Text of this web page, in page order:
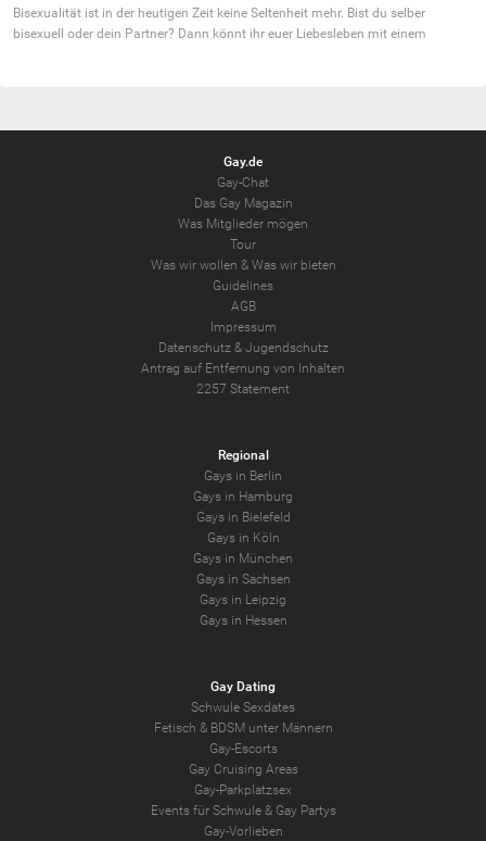
Bisexualität ist in der heutigen Zeit keine Seltenheit mehr. Bist du selber
bisexuell oder dein Partner? Dann könnt ihr euer Liebesleben mit einem
Gay.de
Gay-Chat
Das Gay Magazin
Was Mitglieder mögen
Tour
Was wir wollen & Was wir bieten
Guidelines
AGB
Impressum
Datenschutz& Jugendschutz
Antrag auf Entfernung von Inhalten
2257 Statement
Regional
Gays in Berlin
Gays in Hamburg
Gays in Bielefeld
Gays in Köln
Gays in München
Gays in Sachsen
Gays in Leipzig
Gays in Hessen
Gay Dating
Schwule Sexdates
Fetisch & BDSM unter Männern
Gay-Escorts
Gay Cruising Areas
Gay-Parkplatzsex
Events für Schwule & Gay Partys
Gay-Vorlieben